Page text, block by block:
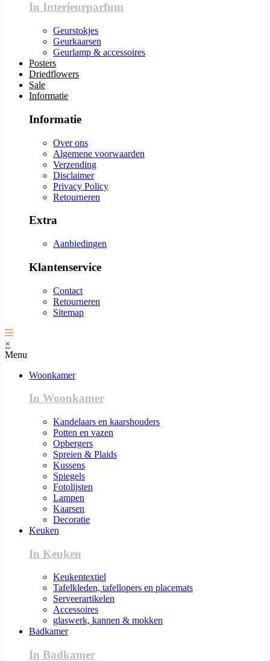
In Interieurparfum
Geurstokjes
Geurkaarsen
Geurlamp & accessoires
Posters
Driedflowers
Sale
Informatie
Informatie
Over ons
Algemene voorwaarden
Verzending
Disclaimer
Privacy Policy
Retourneren
Extra
Aanbiedingen
Klantenservice
Contact
Retourneren
Sitemap
×
Menu
Woonkamer
In Woonkamer
Kandelaars en kaarshouders
Potten en vazen
Opbergers
Spreien & Plaids
Kussens
Spiegels
Fotolijsten
Lampen
Kaarsen
Decoratie
Keuken
In Keuken
Keukentextiel
Tafelkleden, tafellopers en placemats
Serveerartikelen
Accessoires
glaswerk, kannen & mokken
Badkamer
In Badkamer